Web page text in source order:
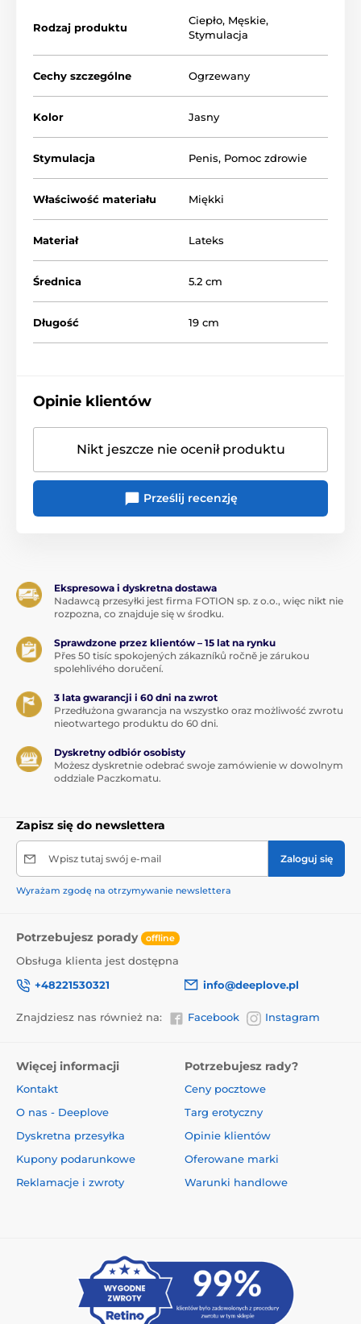
Rodzaj produktu
Ciepło, Męskie,
Stymulacja
Cechy szczególne Ogrzewany
Kolor Jasny
Stymulacja Penis, Pomoc zdrowie
Właściwość materiału Miękki
Materiał Lateks
Średnica 5.2 cm
Długość 19 cm
Opinie klientów
Nikt jeszcze nie ocenił produktu
Prześlij recenzję
Ekspresowa i dyskretna dostawa
Nadawcą przesyłki jest firma FOTION sp. z o.o., więc nikt nie
rozpozna, co znajduje się w środku.
Sprawdzone przez klientów – 15 lat na rynku
Přes 50 tisíc spokojených zákazníků ročně je zárukou
spolehlivého doručení.
3 lata gwarancji i 60 dni na zwrot
Przedłużona gwarancja na wszystko oraz możliwość zwrotu
nieotwartego produktu do 60 dni.
Dyskretny odbiór osobisty
Możesz dyskretnie odebrać swoje zamówienie w dowolnym
oddziale Paczkomatu.
Zapisz się do newslettera
Wpisz tutaj swój e-mail Zaloguj się
Wyrażam zgodę na otrzymywanie newslettera
Potrzebujesz porady offline
Obsługa klienta jest dostępna
+48221530321
info@deeplove.pl
Znajdziesz nas również na: Facebook Instagram
Więcej informacji
Kontakt
O nas - Deeplove
Dyskretna przesyłka
Kupony podarunkowe
Reklamacje i zwroty
Potrzebujesz rady?
Ceny pocztowe
Targ erotyczny
Opinie klientów
Oferowane marki
Warunki handlowe